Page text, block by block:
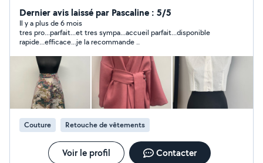
raccommoder vos vêtements déchirés ou trop larges.
Je saurais analyser vos besoins afin qu'ensemble nous
puissions réaliser vos demandes. Je travail de manière
professionnel et perfectionnée. Je saurais faire preuve
de créativité et de patience;
Dernier avis laissé par Pascaline : 5/5
Il y a plus de 6 mois
tres pro...parfait...et tres sympa...accueil parfait...disponible
rapide...efficace...je la recommande ..
Couture Retouche de vêtements
Voir le profil Contacter